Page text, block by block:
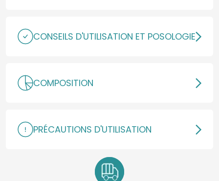
CONSEILS D'UTILISATION ET POSOLOGIE
COMPOSITION
PRÉCAUTIONS D'UTILISATION